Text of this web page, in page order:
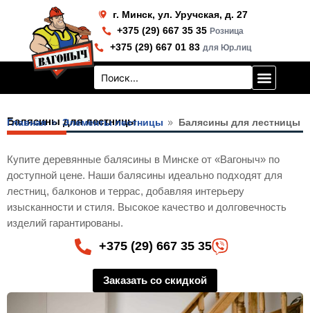
содержимому
г. Минск, ул. Уручская, д. 27
+375 (29) 667 35 35Розница
+375 (29) 667 01 83 для Юр.лиц
Search
...
Балясины для лестницы
Главная Элементы лестницы Балясины для лестницы
Купите деревянные балясины в Минске от «Вагоныч» по
доступной цене. Наши балясины идеально подходят для
лестниц, балконов и террас, добавляя интерьеру
изысканности и стиля. Высокое качество и долговечность
изделий гарантированы.
+375 (29) 667 35 35
Заказать со скидкой